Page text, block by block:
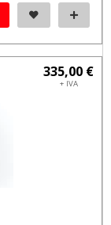
335,00 €
+ IVA